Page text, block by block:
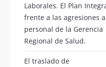
Laborales. El Plan
frente a las agresiones
personal de la Gerencia
Regional de Salud.
El traslado de